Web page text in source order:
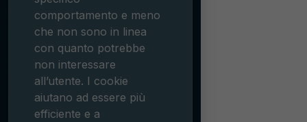
comportamento e meno
che non sono in linea
con quanto potrebbe
non interessare
all’utente. I cookie
aiutano ad essere più
efficiente e a